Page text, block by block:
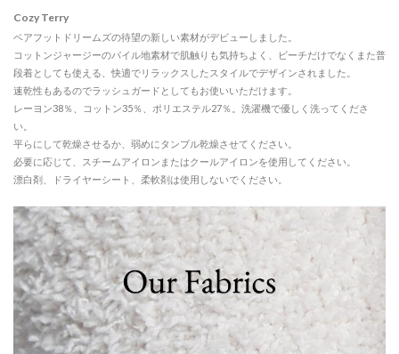
Cozy Terry
ベアフットドリームズの待望の新しい素材がデビューしました。
コットンジャージーのパイル地素材で肌触りも気持ちよく、ビーチだけでなくまた普
段着としても使える、快適でリラックスしたスタイルでデザインされました。
速乾性もあるのでラッシュガードとしてもお使いいただけます。
レーヨン38％、コットン35％、ポリエステル27％。洗濯機で優しく洗ってくださ
い。
平らにして乾燥させるか、弱めにタンブル乾燥させてください。
必要に応じて、スチームアイロンまたはクールアイロンを使用してください。
漂白剤、ドライヤーシート、柔軟剤は使用しないでください。